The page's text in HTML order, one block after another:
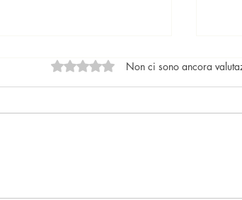
Valutazione 0 stelle su 5.
Non ci sono ancora